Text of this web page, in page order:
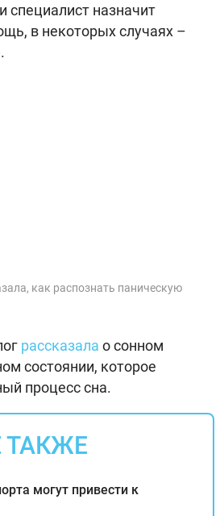
специалист назначит
в некоторых случаях –
как распознать паническую
рассказала о сонном
состоянии, которое
процесс сна.
ТАКЖЕ
могут привести к